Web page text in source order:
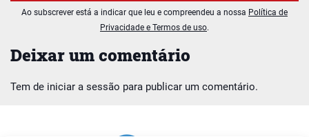
Deixar um comentário
Tem de iniciar a sessão para publicar um comentário.
Ao subscrever está a indicar que leu e compreendeu a nossa Política de
Privacidade e Termos de uso.